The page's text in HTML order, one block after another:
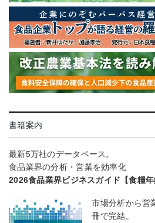
書籍案内
最新5万社のデータベース。
食品業界の分析・営業を効率化
2026食品業界ビジネスガイド【食糧年
市場分析から営
冊で完結。